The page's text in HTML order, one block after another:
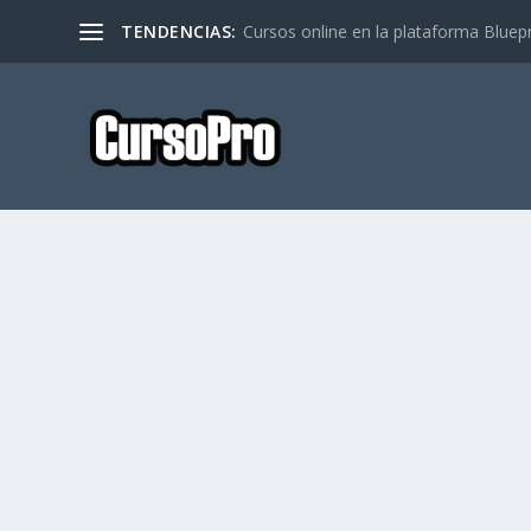
TENDENCIAS: Cursos online en la plataforma